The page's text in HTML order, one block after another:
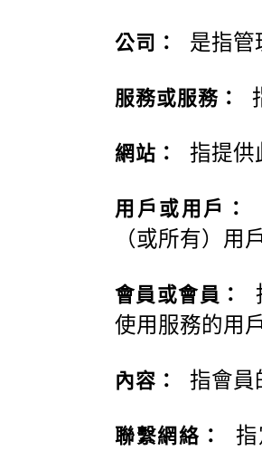
公司： 是指管
服務或服務：
網站： 指提供
用戶或用戶：
（或所有）用
會員或會員：
使用服務的用
內容： 指會員
聯繫網絡：
指